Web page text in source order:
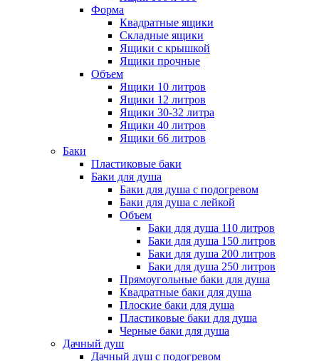
Форма
Квадратные ящики
Складные ящики
Ящики с крышкой
Ящики прочные
Объем
Ящики 10 литров
Ящики 12 литров
Ящики 30-32 литра
Ящики 40 литров
Ящики 66 литров
Баки
Пластиковые баки
Баки для душа
Баки для душа с подогревом
Баки для душа с лейкой
Объем
Баки для душа 110 литров
Баки для душа 150 литров
Баки для душа 200 литров
Баки для душа 250 литров
Прямоугольные баки для душа
Квадратные баки для душа
Плоские баки для душа
Пластиковые баки для душа
Черные баки для душа
Дачный душ
Дачный душ с подогревом